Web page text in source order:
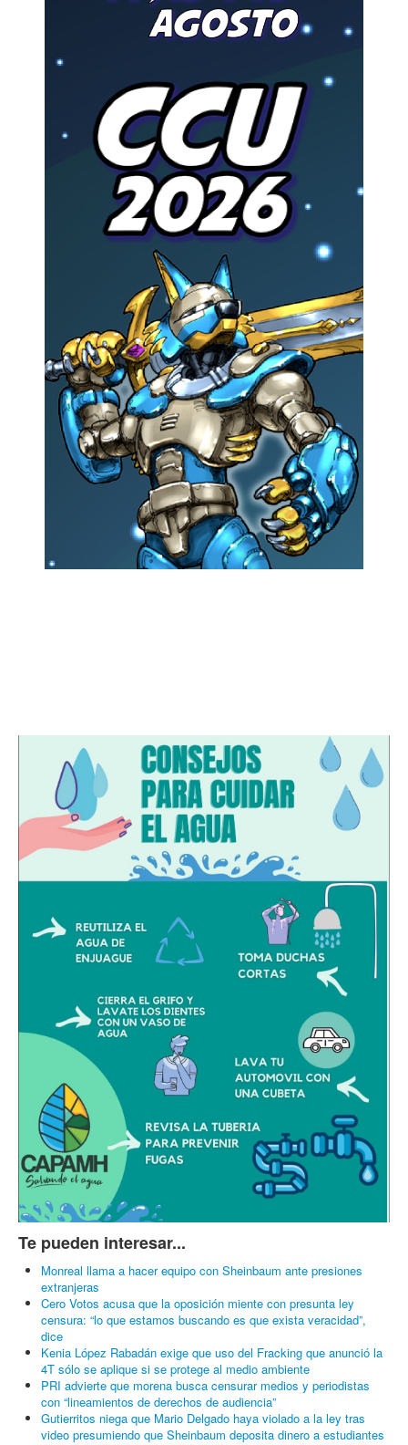
Te pueden interesar...
Monreal llama a hacer equipo con Sheinbaum ante presiones
extranjeras
Cero Votos acusa que la oposición miente con presunta ley
censura: “lo que estamos buscando es que exista veracidad”,
dice
Kenia López Rabadán exige que uso del Fracking que anunció la
4T sólo se aplique si se protege al medio ambiente
PRI advierte que morena busca censurar medios y periodistas
con “lineamientos de derechos de audiencia”
Gutierritos niega que Mario Delgado haya violado a la ley tras
video presumiendo que Sheinbaum deposita dinero a estudiantes